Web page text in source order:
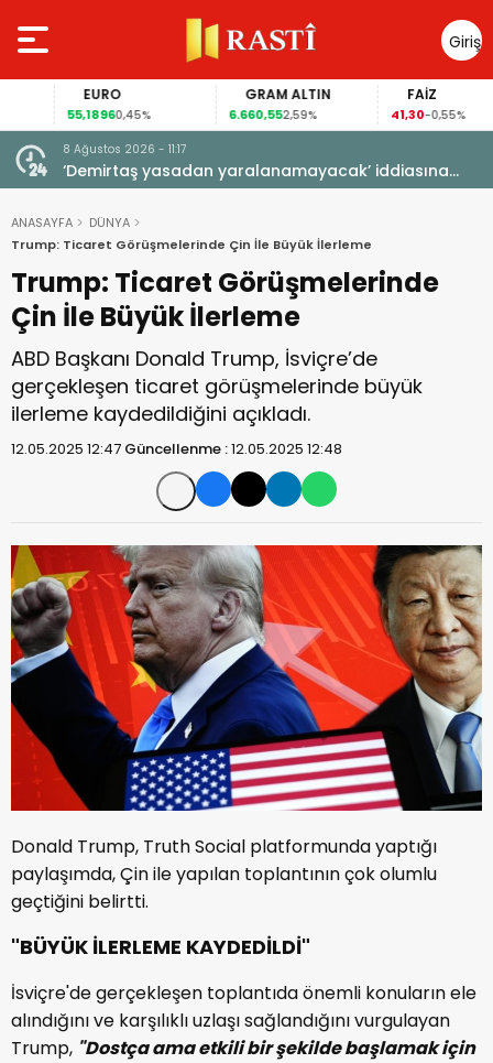
Giriş
Yap
55,18960,45%
GRAM ALTIN
6.660,552,59% -0,55%
8 Ağustos 2026 - 11:17
‘Demirtaş yasadan yaralanamayacak’ iddiasına
Gürlek’ten yanıt
ANASAYFA
DÜNYA
Trump: Ticaret Görüşmelerinde Çin İle Büyük İlerleme
Trump: Ticaret Görüşmelerinde
Çin İle Büyük İlerleme
ABD Başkanı Donald Trump, İsviçre’de
gerçekleşen ticaret görüşmelerinde büyük
ilerleme kaydedildiğini açıkladı.
12.05.2025 12:47 Güncellenme :12.05.2025 12:48
Donald Trump, Truth Social platformunda yaptığı
paylaşımda, Çin ile yapılan toplantının çok olumlu
geçtiğini belirtti.
"BÜYÜK İLERLEME KAYDEDİLDİ"
İsviçre'de gerçekleşen toplantıda önemli konuların ele
alındığını ve karşılıklı uzlaşı sağlandığını vurgulayan
Trump, "Dostça ama etkili bir şekilde başlamak için